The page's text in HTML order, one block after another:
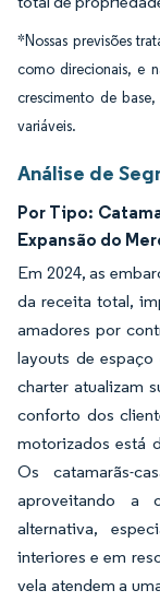
*Nossas previsões
como direcionais, e
crescimento de
variáveis.
Análise de
Por Tipo:
Expansão do
Em 2024, as
da receita total,
amadores por
layouts de
charter atualizam
conforto dos
motorizados está
Os catamarãs-
aproveitando a
alternativa,
interiores e em
vela atendem a